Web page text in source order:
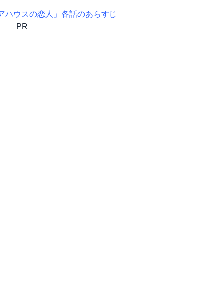
ハウスの恋人」各話のあらすじ
PR